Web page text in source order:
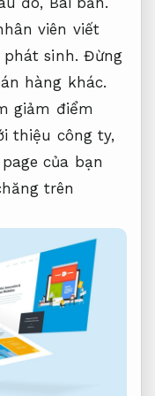
viên viết
phát sinh. Đừng
hàng khác.
giảm điểm
thiệu công ty,
của bạn
trên